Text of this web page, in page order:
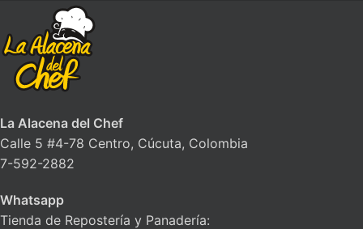
La Alacena del Chef
Calle 5 #4-78 Centro, Cúcuta, Colombia
7-592-2882
Whatsapp
Tienda de Repostería y Panadería: